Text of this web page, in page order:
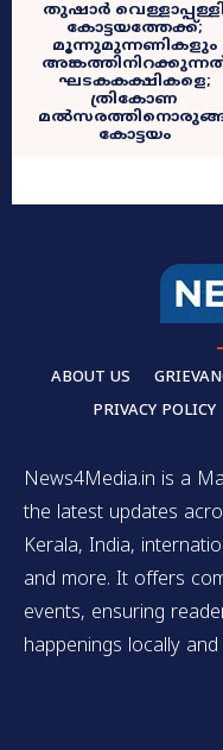
തുഷാർ വെള്ളാപ്പള്ളി
കോട്ടയത്തേക്ക്;
മൂന്നുമുന്നണികളും
ഘടകകക്ഷികളെ;
ത്രികോണ
കോട്ടയം
ABOUT US
PRIVACY POLICY
News4Media.in is a
the latest updates
Kerala, India,
and more. It offers
events, ensuring
happenings locally and